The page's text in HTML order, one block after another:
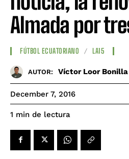
Almada por
FÚTBOL ECUATORIANO LA15
AUTOR: Víctor Loor Bonilla
December 7, 2016
1 min de lectura